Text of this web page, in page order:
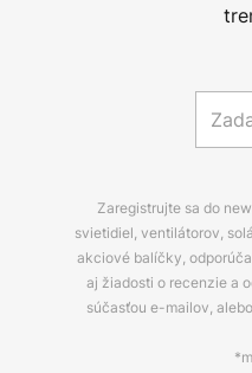
Zaregistrujte sa do
svietidiel, ventilátorov,
akciové balíčky,
aj žiadosti o recenzie a
súčasťou e-mailov,